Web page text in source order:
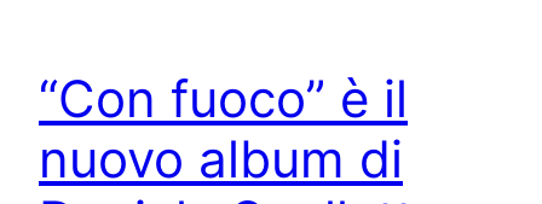
“Con fuoco” è il
nuovo album di